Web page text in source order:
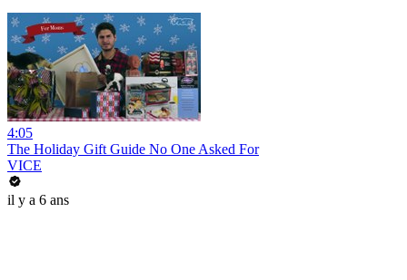
4:05
The Holiday Gift Guide No One Asked For
VICE
il y a 6 ans